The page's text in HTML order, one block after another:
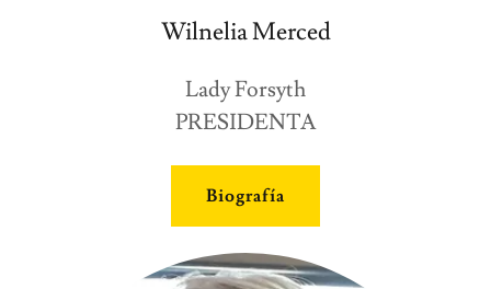
Wilnelia Merced
Lady Forsyth
PRESIDENTA
Biografía